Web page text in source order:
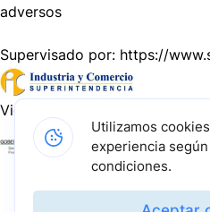
adversos
Supervisado por: https://
Vigilado por:
Gracias a nuestros
solución tecnológica más
desafíos farmacéuticos de la
Utilizamos
experiencia
condiciones.